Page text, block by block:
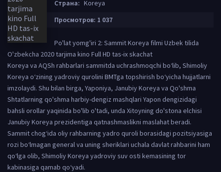
Страна: Koreya
Просмотров: 1 037
Po'lat yomg'iri 2: Sammit Koreya filmi Uzbek tilida
O'zbekcha 2020 tarjima kino Full HD tas-ix skachat
Koreya va AQSh rahbarlari sammitda uchrashmoqchi boʻlib, Shimoliy
Koreya oʻzining yadroviy qurolini BMTga topshirish boʻyicha hujjatlarni
imzolaydi. Shu bilan birga, Yaponiya, Janubiy Koreya va Qo'shma
Shtatlarning qo'shma harbiy-dengiz mashqlari Yapon dengizidagi
bahsli orollar yaqinida bo'lib o'tadi, unda Xitoyning do'stona elchisi
Janubiy Koreya prezidentiga qatnashmaslikni maslahat beradi.
Sammit chog‘ida oliy rahbarning yadro quroli borasidagi pozitsiyasiga
rozi bo‘lmagan general va uning sheriklari uchala davlat rahbarini ham
qo‘lga olib, Shimoliy Koreya yadroviy suv osti kemasining tor
kabinasiga qamab qo‘yadi.